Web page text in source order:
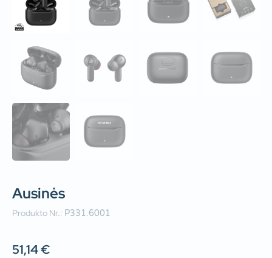
Ausinės
Produkto Nr.: P331.6001
51,14€